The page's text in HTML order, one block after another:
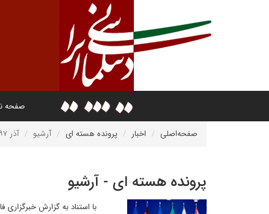
صفحه
صفحه‌اصلی اخبار پرونده هسته ای آرشیو آذر ۱۳۹۷
پرونده هسته ای - آرشیو
با استناد به گزارش خبرگزاری